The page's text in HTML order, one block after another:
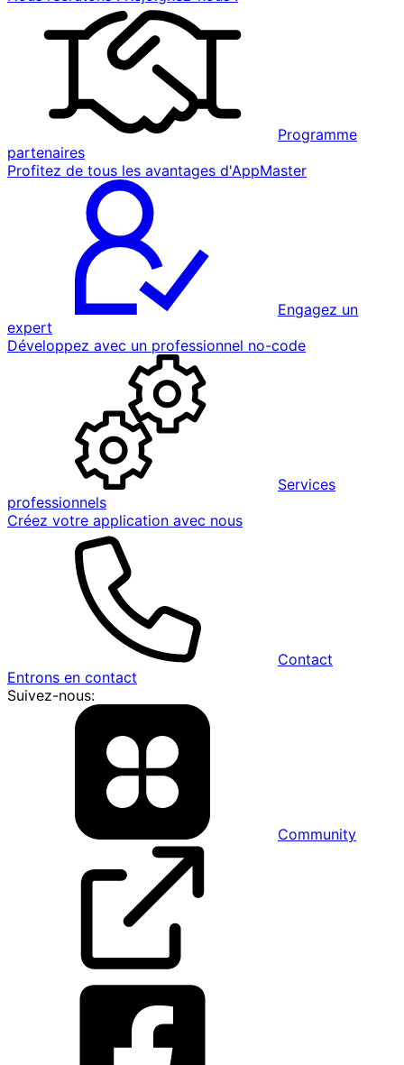
Programme
partenaires
Profitez de tous les avantages d'AppMaster
Engagez un
expert
Développez avec un professionnel no-code
Services
professionnels
Créez votre application avec nous
Contact
Entrons en contact
Suivez-nous:
Community